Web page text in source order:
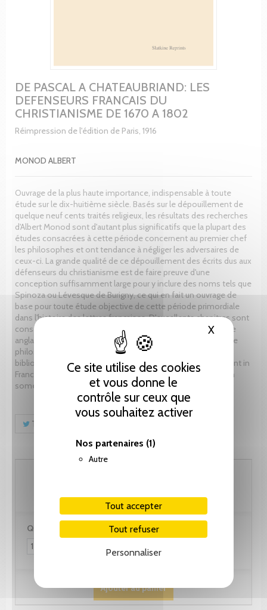
Ce site utilise des cookies
et vous donne le
contrôle sur ceux que
vous souhaitez activer
Nos partenaires (1)
Autre
Tout accepter
Tout refuser
Personnaliser
XMasquer
DE PASCAL A CHATEAUBRIAND: LES
DEFENSEURS FRANCAIS DU
CHRISTIANISME DE 1670 A 1802
Réimpression de l'édition de Paris, 1916
MONOD ALBERT
Ouvrage de la plus haute importance, indispensable à toute
étude sur le dix-huitième siècle. Basés sur le dépouillement de
quelque neuf cents traités religieux, les résultats des recherches
d'Albert Monod sont d'autant plus significatifs que la plupart des
études consacrées à cette période concernent au premier chef
les philosophes et ont tendance à négliger les adversaires de
ceux-ci. La grande qualité de ce dépouillement des écrits dus aux
défenseurs du christianisme est de faire preuve d'une
conception suffisamment large pour y inclure des noms tels que
Spinoza ou Lévesque de Burigny, ce qui en fait un ouvrage de
base pour toute étude objective de cette période primordiale
dans l'histoire des lettres françaises. D'excellents chapitres sont
consacrés à Malebranche, Huet, Bossuet, Abbadie, le déisme
anglais de Bayle à Voltaire, les courants d'idée du Dictionnaire
philosophique au Système de la nature, etc. Remarquable
bibliographie. // Thorough analysis of the religious movement in
France in 18th century. The results of this study are based on
some 900 religious treatises
Tweet
Quantité :
Ajouter au panier